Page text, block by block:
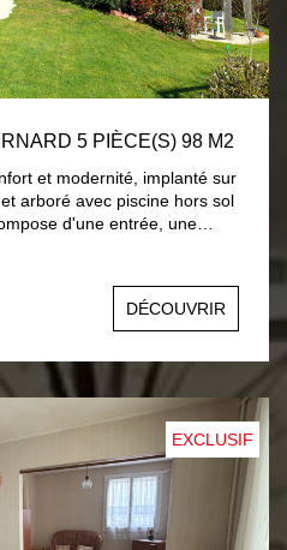
5 PIÈCE(S) 98 M2
et modernité, implanté sur
arboré avec piscine hors sol
d'une entrée, une
surplombant le jardin avec
Une mezzanine accueille
, salle de bains et wc.
de chambre ou salon
et lingerie. En côté :
chauffant électrique et
roulants solaires. A
DÉCOUVRIR
EXCLUSIF